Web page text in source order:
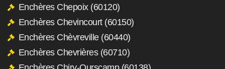
Enchères Chepoix (60120)
Enchères Chevincourt (60150)
Enchères Chèvreville (60440)
Enchères Chevrières (60710)